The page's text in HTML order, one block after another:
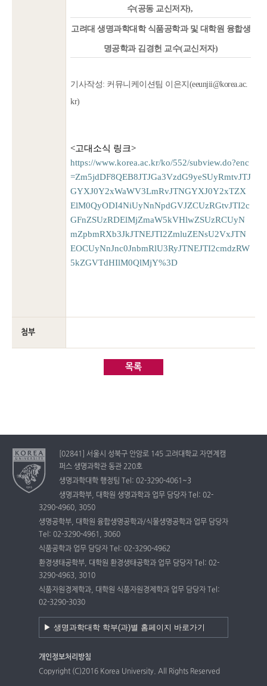
수(공동 교신저자),
고려대 생명과학대학 식품공학과 및 대학원 융합생
명공학과 김경헌 교수(교신저자)
기사작성: 커뮤니케이션팀 이은지(eeunjii@korea.ac.
kr)
<고대소식 링크>
https://www.korea.ac.kr/ko/552/subview.do?enc
=Zm5jdDF8QEB8JTJGa3VzdG9yeSUyRmtvJTJ
GYXJ0Y2xWaWV3LmRvJTNGYXJ0Y2xTZX
ElM0QyODI4NiUyNnNpdGVJZCUzRGtvJTI2c
GFnZSUzRDElMjZmaW5kVHlwZSUzRCUyN
mZpbmRXb3JkJTNEJTI2ZmluZENsU2VxJTN
EOCUyNnJnc0JnbmRlU3RyJTNEJTI2cmdzRW
5kZGVTdHIlM0QlMjY%3D
첨부
목록
[02841] 서울시 성북구 안암로 145 고려대학교 자연계캠
퍼스 생명과학관 동관 220호
생명과학대학 행정팀 Tel: 02-3290-4061~3
생명과학부, 대학원 생명과학과 업무 담당자 Tel: 02-
3290-4960, 3050
생명공학부, 대학원 융합생명공학과/식물생명공학과 업무 담당자
Tel: 02-3290-4961, 3060
식품공학과 업무 담당자 Tel: 02-3290-4962
환경생태공학부, 대학원 환경생태공학과 업무 담당자 Tel: 02-
3290-4963, 3010
식품자원경제학과, 대학원 식품자원경제학과 업무 담당자 Tel:
02-3290-3030
개인정보처리방침
Copyright (C)2016 Korea University. All Rights Reserved